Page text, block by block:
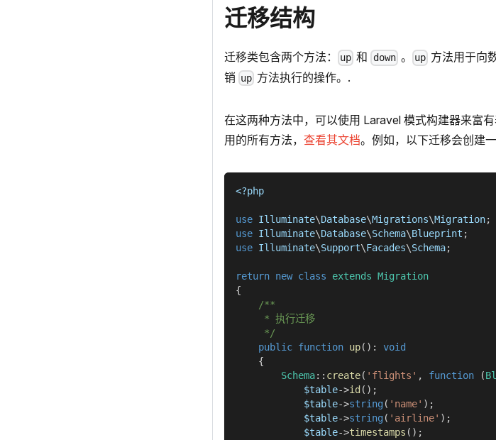
迁移结构
迁移类包含两个方法： up 和 down。 up 方法用于向
销 up 方法执行的操作。.
在这两种方法中，可以使用 Laravel 模式构建器来富
用的所有方法， 查看其文档。例如，以下迁移会创建
<?php
use Illuminate\Database\Migrations\Migration;
use Illuminate\Database\Schema\Blueprint ;
use Illuminate\Support\Facades\Schema;
return new class extends Migration
{
/**
     * 执行迁移
     */
public function up( ) :
void
{
Schema:: create( 'flights' , function (
$table->id ( ) ;
$table->string ( 'name' ) ;
$table->string ( 'airline' ) ;
$table->timestamps ( ) ;